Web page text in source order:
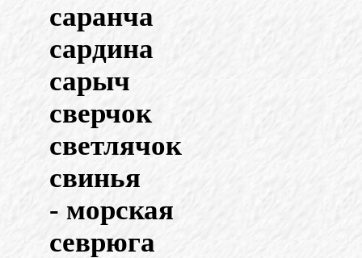
саранча
сардина
сарыч
сверчок
светлячок
свинья
- морская
севрюга